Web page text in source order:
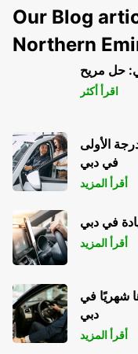
Our Blog
Northern
حل مريح
اقرأ أكثر
الأولى
في دبي
أقرأ المزيد
في دبي
أقرأ المزيد
شهريًا في
دبي
أقرأ المزيد